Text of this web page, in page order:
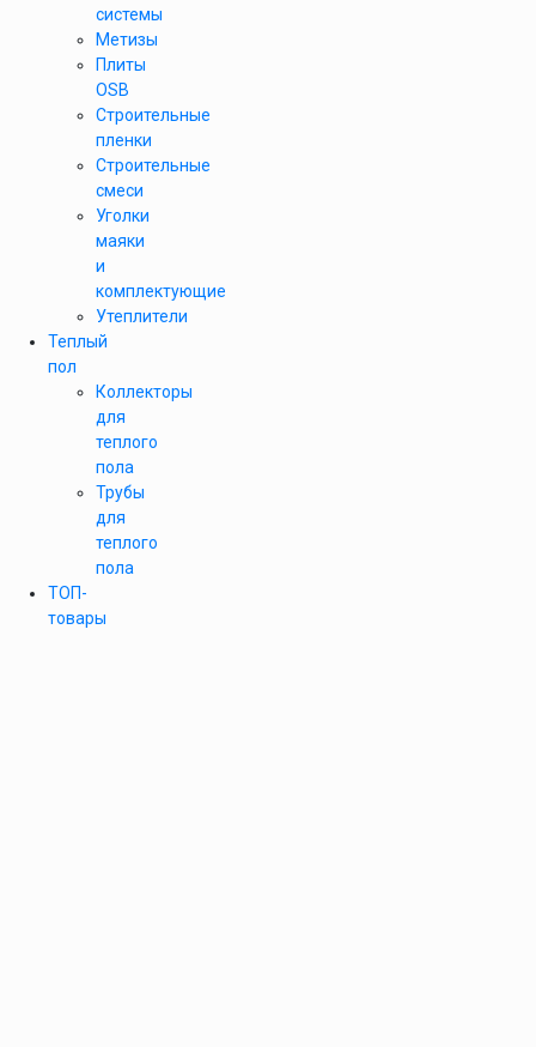
системы
Метизы
Плиты
OSB
Строительные
пленки
Строительные
смеси
Уголки
маяки
и
комплектующие
Утеплители
Теплый
пол
Коллекторы
для
теплого
пола
Трубы
для
теплого
пола
ТОП-
товары